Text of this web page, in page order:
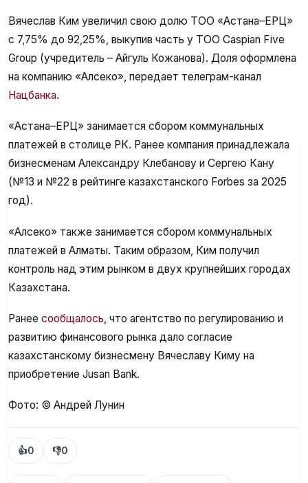
Вячеслав Ким увеличил свою долю ТОО «Астана–ЕРЦ»
с 7,75% до 92,25%, выкупив часть у ТОО Caspian Five
Group (учредитель – Айгуль Кожанова). Доля оформлена
на компанию «Алсеко», передает телеграм-канал
Нацбанка.
«Астана–ЕРЦ» занимается сбором коммунальных
платежей в столице РК. Ранее компания принадлежала
бизнесменам Александру Клебанову и Сергею Кану
(№13 и №22 в рейтинге казахстанского Forbes за 2025
год).
«Алсеко» также занимается сбором коммунальных
платежей в Алматы. Таким образом, Ким получил
контроль над этим рынком в двух крупнейших городах
Казахстана.
Ранее сообщалось, что агентство по регулированию и
развитию финансового рынка дало согласие
казахстанскому бизнесмену Вячеславу Киму на
приобретение Jusan Bank.
Фото: © Андрей Лунин
👍0 👎0